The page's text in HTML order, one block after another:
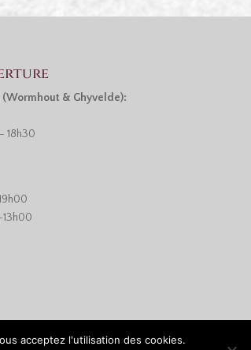
(Wormhout & Ghyvelde):
18h30
acceptez l'utilisation des cookies.